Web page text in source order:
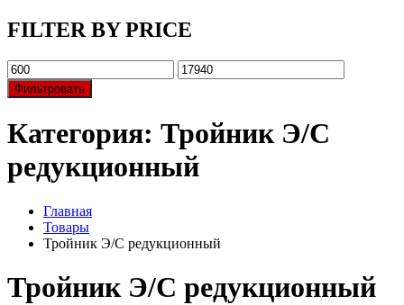
FILTER BY PRICE
Фильтровать
Категория: Тройник Э/С
редукционный
Главная
Товары
Тройник Э/С редукционный
Тройник Э/С редукционный